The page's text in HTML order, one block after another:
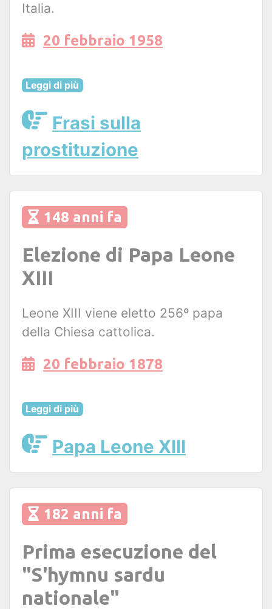
Italia.
20 febbraio 1958
Leggi di più
Frasi sulla
prostituzione
148 anni fa
Elezione di Papa Leone
XIII
Leone XIII viene eletto 256º papa
della Chiesa cattolica.
20 febbraio 1878
Leggi di più
Papa Leone XIII
182 anni fa
Prima esecuzione del
"S'hymnu sardu
nationale"